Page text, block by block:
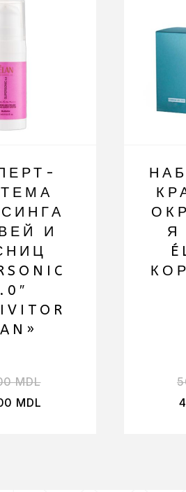
И
MDL
MDL
Я